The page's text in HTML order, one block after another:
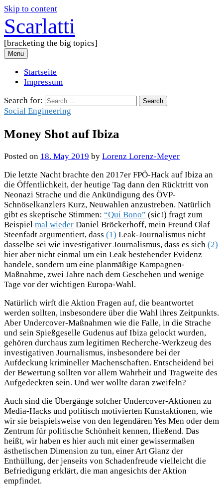
Skip to content
Scarlatti
[bracketing the big topics]
Menu
Startseite
Impressum
Search for:
Social Engineering
Money Shot auf Ibiza
Posted on 18. May 2019 by Lorenz Lorenz-Meyer
Die letzte Nacht brachte den 2017er FPÖ-Hack auf Ibiza an
die Öffentlichkeit, der heutige Tag dann den Rücktritt von
Neonazi Strache und die Ankündigung des ÖVP-
Schnöselkanzlers Kurz, Neuwahlen anzustreben. Natürlich
gibt es skeptische Stimmen: “Qui Bono” (sic!) fragt zum
Beispiel mal wieder Daniel Bröckerhoff, mein Freund Olaf
Steenfadt argumentiert, dass (1) Leak-Journalismus nicht
dasselbe sei wie investigativer Journalismus, dass es sich (2)
hier aber nicht einmal um ein Leak bestehender Evidenz
handele, sondern um eine planmäßige Kampagnen-
Maßnahme, zwei Jahre nach dem Geschehen und wenige
Tage vor der wichtigen Europa-Wahl.
Natürlich wirft die Aktion Fragen auf, die beantwortet
werden sollten, insbesondere über die Wahl ihres Zeitpunkts.
Aber Undercover-Maßnahmen wie die Falle, in die Strache
und sein Spießgeselle Gudenus auf Ibiza gelockt wurden,
gehören durchaus zum legitimen Recherche-Werkzeug des
investigativen Journalismus, insbesondere bei der
Aufdeckung krimineller Machenschaften. Entscheidend bei
der Bewertung sollten vor allem Wahrheit und Tragweite des
Aufgedeckten sein. Und wer wollte daran zweifeln?
Auch sind die Übergänge solcher Undercover-Aktionen zu
Media-Hacks und politisch motivierten Kunstaktionen, wie
wir sie beispielsweise von den legendären Yes Men oder dem
Zentrum für politische Schönheit kennen, fließend. Das
heißt, wir haben es hier auch mit einer gewissermaßen
ästhetischen Dimension zu tun, einer Art Glanz der
Enthüllung, der jenseits von Schadenfreude vielleicht die
Befriedigung erklärt, die man angesichts der Aktion
empfindet.